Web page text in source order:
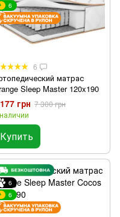
6
6
матрас
Sleep Master 120x190
грн 7 300 грн
Купить
6
6